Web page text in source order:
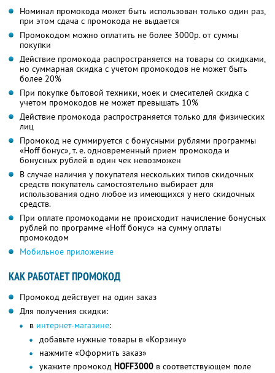
Номинал промокода может быть использован только один раз,
при этом сдача с промокода не выдается
Промокодом можно оплатить не более 3000р. от суммы
покупки
Действие промокода распространяется на товары со скидками,
но суммарная скидка с учетом промокодов не может быть
более 20%
При покупке бытовой техники, моек и смесителей скидка с
учетом промокодов не может превышать 10%
Действие промокода распространяется только для физических
лиц
Промокод не суммируется с бонусными рублями программы
«Hoff бонус», т. е. одновременный прием промокода и
бонусных рублей в один чек невозможен
В случае наличия у покупателя нескольких типов скидочных
средств покупатель самостоятельно выбирает для
использования одно любое из имеющихся у него скидочных
средств.
При оплате промокодами не происходит начисление бонусных
рублей по программе «Hoff бонус» на сумму оплаты
промокодом
Мобильное приложение
КАК РАБОТАЕТ ПРОМОКОД
Промокод действует на один заказ
Для получения скидки:
в интернет-магазине:
добавьте нужные товары в «Корзину»
нажмите «Оформить заказ»
укажите промокод HOFF3000 в соответствующем поле